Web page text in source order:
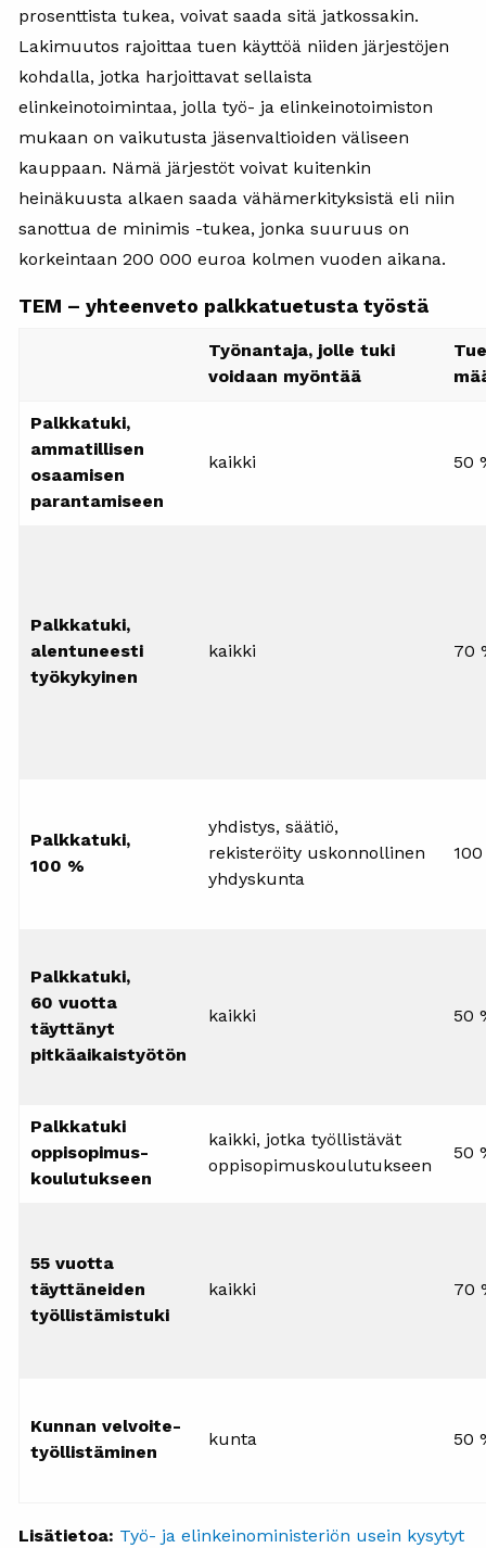
prosenttista tukea, voivat saada sitä jatkossakin.
Lakimuutos rajoittaa tuen käyttöä niiden järjestöjen
kohdalla, jotka harjoittavat sellaista
elinkeinotoimintaa, jolla työ- ja elinkeinotoimiston
mukaan on vaikutusta jäsenvaltioiden väliseen
kauppaan. Nämä järjestöt voivat kuitenkin
heinäkuusta alkaen saada vähämerkityksistä eli niin
sanottua de minimis -tukea, jonka suuruus on
korkeintaan 200 000 euroa kolmen vuoden aikana.
TEM – yhteenveto palkkatuetusta työstä
Työnantaja, jolle tuki
voidaan myöntää
Palkkatuki,
ammatillisen
osaamisen
parantamiseen
kaikki 50
Palkkatuki,
alentuneesti
työkykyinen
kaikki 70
Palkkatuki,
100 %
yhdistys, säätiö,
rekisteröity uskonnollinen
yhdyskunta
Palkkatuki,
60 vuotta
täyttänyt
pitkäaikaistyötön
kaikki 50
Palkkatuki
oppisopimus-
koulutukseen
kaikki, jotka työllistävät
oppisopimuskoulutukseen
50
55 vuotta
täyttäneiden
työllistämistuki
kaikki 70
Kunnan velvoite-
työllistäminen
kunta 50
Lisätietoa: Työ- ja elinkeinoministeriön usein kysytyt